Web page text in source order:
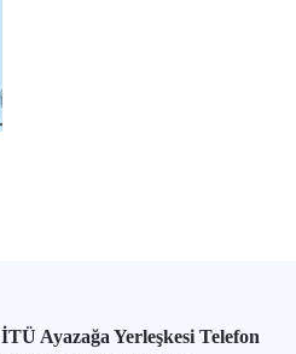
İTÜ Ayazağa Yerleşkesi Telefon